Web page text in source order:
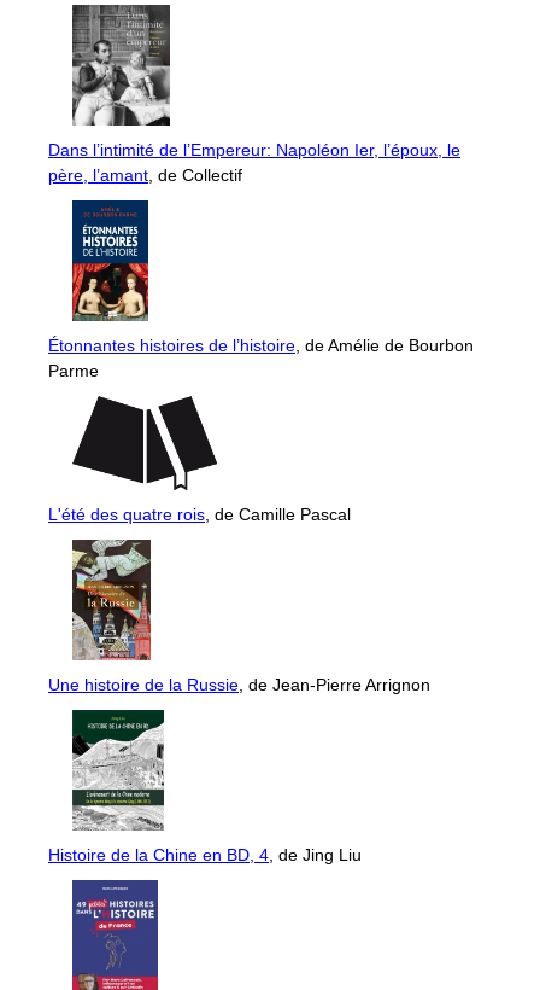
Dans l’intimité de l’Empereur: Napoléon Ier, l’époux, le
père, l’amant, de Collectif
Étonnantes histoires de l’histoire, de Amélie de Bourbon
Parme
L'été des quatre rois, de Camille Pascal
Une histoire de la Russie, de Jean-Pierre Arrignon
Histoire de la Chine en BD, 4, de Jing Liu